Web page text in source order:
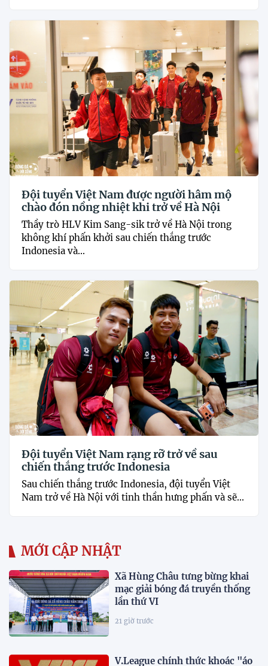
Đội tuyển Việt Nam được người hâm mộ
chào đón nồng nhiệt khi trở về Hà Nội
Thầy trò HLV Kim Sang-sik trở về Hà Nội trong
không khí phấn khởi sau chiến thắng trước
Indonesia và...
Đội tuyển Việt Nam rạng rỡ trở về sau
chiến thắng trước Indonesia
Sau chiến thắng trước Indonesia, đội tuyển Việt
Nam trở về Hà Nội với tinh thần hưng phấn và sẽ...
MỚI CẬP NHẬT
Xã Hùng Châu tưng bừng khai
mạc giải bóng đá truyền thống
lần thứ VI
21 giờ trước
V.League chính thức khoác "áo